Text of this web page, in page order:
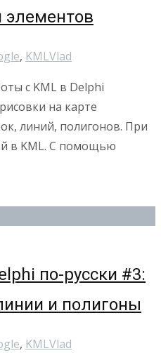
элементов
, KMLVlad
с KML в Delphi
на карте
линий, полигонов. При
в KML. С помощью
по-русски #3:
и полигоны
, KMLVlad